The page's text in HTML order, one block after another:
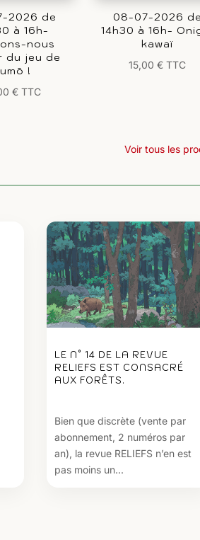
2026 de
à 16h-
nous
du jeu de
!
€ TTC
08-07-2026 de
14h30 à 16h-
kawaï
15,00 € TTC
Voir tous les
LE N° 14 DE LA REVUE
RELIEFS EST CONSACRÉ
AUX FORÊTS.
Bien que discrète (vente par
abonnement, 2 numéros par
an), la revue RELIEFS n’en est
pas moins un...